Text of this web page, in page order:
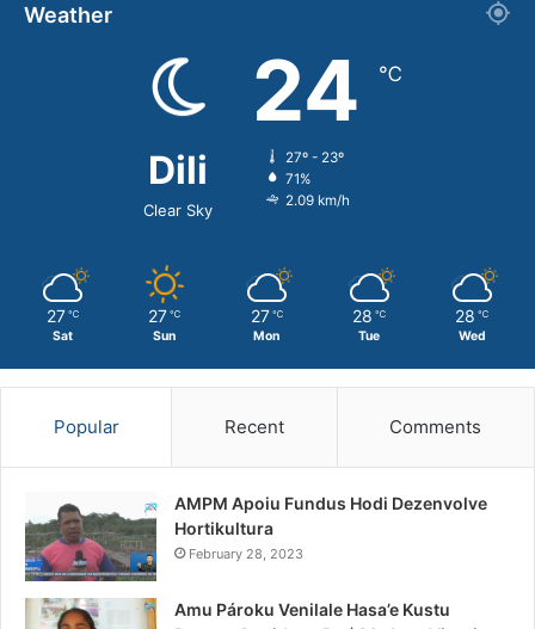
Weather
Dili
Clear Sky
24 ℃
27º - 23º
71%
2.09 km/h
27 ℃
Sat
27 ℃
Sun
27 ℃
Mon
28 ℃
Tue
28 ℃
Wed
Popular Recent Comments
AMPM Apoiu Fundus Hodi Dezenvolve
Hortikultura
February 28, 2023
Amu Pároku Venilale Hasa’e Kustu